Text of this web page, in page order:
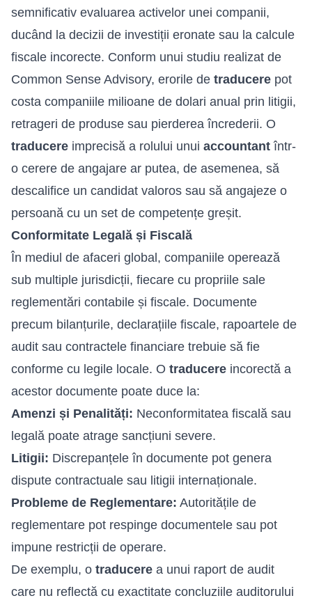
semnificativ evaluarea activelor unei companii,
ducând la decizii de investiții eronate sau la calcule
fiscale incorecte. Conform unui studiu realizat de
Common Sense Advisory, erorile de traducere pot
costa companiile milioane de dolari anual prin litigii,
retrageri de produse sau pierderea încrederii. O
traducere imprecisă a rolului unui accountant într-
o cerere de angajare ar putea, de asemenea, să
descalifice un candidat valoros sau să angajeze o
persoană cu un set de competențe greșit.
Conformitate Legală și Fiscală
În mediul de afaceri global, companiile operează
sub multiple jurisdicții, fiecare cu propriile sale
reglementări contabile și fiscale. Documente
precum bilanțurile, declarațiile fiscale, rapoartele de
audit sau contractele financiare trebuie să fie
conforme cu legile locale. O traducere incorectă a
acestor documente poate duce la:
Amenzi și Penalități: Neconformitatea fiscală sau
legală poate atrage sancțiuni severe.
Litigii: Discrepanțele în documente pot genera
dispute contractuale sau litigii internaționale.
Probleme de Reglementare: Autoritățile de
reglementare pot respinge documentele sau pot
impune restricții de operare.
De exemplu, o traducere a unui raport de audit
care nu reflectă cu exactitate concluziile auditorului